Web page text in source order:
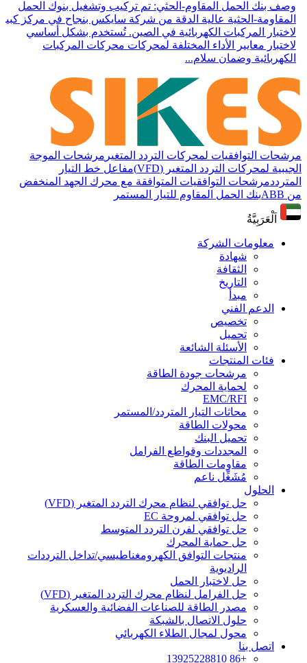
وصف بنك الحمل المقاوم-الحثي: تم تركيب وتشغيل بنوك الحمل
المقاومة-الحثية عالية الدقة من شركة سايكس بنجاح في مركز كبير
لاختبار المركبات الكهربائية في الصين. تُستخدم بشكل أساسي
لاختبار معايير الأداء المختلفة لمحركات محركات المركبات
الكهربائية وضمان سلام...
مرشحات التوافقيات لمحركات التردد المتغير مرشحات الموجة
الجيبية لمحركات التردد المتغير (VFD)
مفاعل خط التيار
المترددمرشحات التوافقيات المتوافقة مع محرك الجهد المنخفض
من ABB
بنك الحمل المقاوم للتيار المستمر
اَلْعَرَبِيَّةُ
معلومات الشركة
شهادة
الثقافة
التاريخ
مبدأ
الدعم الفني
تخصيص
تحميل
الأسئلة الشائعة
فئات المنتجات
مرشحات جودة الطاقة
لحماية المحرك
EMC/RFI
محاثات التيار المتردد/المستمر
محولات الطاقة
تحميل البنك
المجددات وقواطع الفرامل
مقاومات الطاقة
مُشَغِّل ناعم
الحلول
حل توافقي لنظام محرك التردد المتغير (VFD)
حل توافقي لمروحة EC
حل توافقي لفرن التردد المتوسط
حل حماية المحرك
منتجات التوافق الكهرومغناطيسي/تداخل الترددات
الراديوية
حل لاختبار الحمل
حل الفرامل لنظام محرك التردد المتغير (VFD)
مصدر الطاقة للصناعات الفضائية والعسكرية
حلول الاتصال بالشبكة
محول لمجال الطلاء الكهربائي
اتصل بنا
+86 13925228810